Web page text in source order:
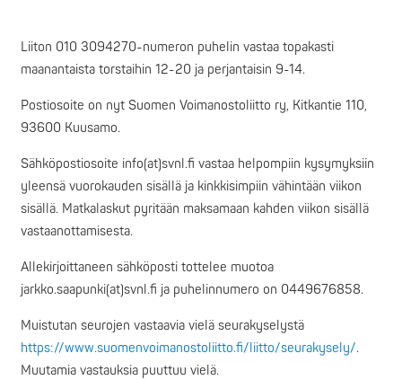
Liiton 010 3094270-numeron puhelin vastaa topakasti
maanantaista torstaihin 12-20 ja perjantaisin 9-14.
Postiosoite on nyt Suomen Voimanostoliitto ry, Kitkantie 110,
93600 Kuusamo.
Sähköpostiosoite info(at)svnl.fi vastaa helpompiin kysymyksiin
yleensä vuorokauden sisällä ja kinkkisimpiin vähintään viikon
sisällä. Matkalaskut pyritään maksamaan kahden viikon sisällä
vastaanottamisesta.
Allekirjoittaneen sähköposti tottelee muotoa
jarkko.saapunki(at)svnl.fi ja puhelinnumero on 0449676858.
Muistutan seurojen vastaavia vielä seurakyselystä
https://www.suomenvoimanostoliitto.fi/liitto/seurakysely/.
Muutamia vastauksia puuttuu vielä.